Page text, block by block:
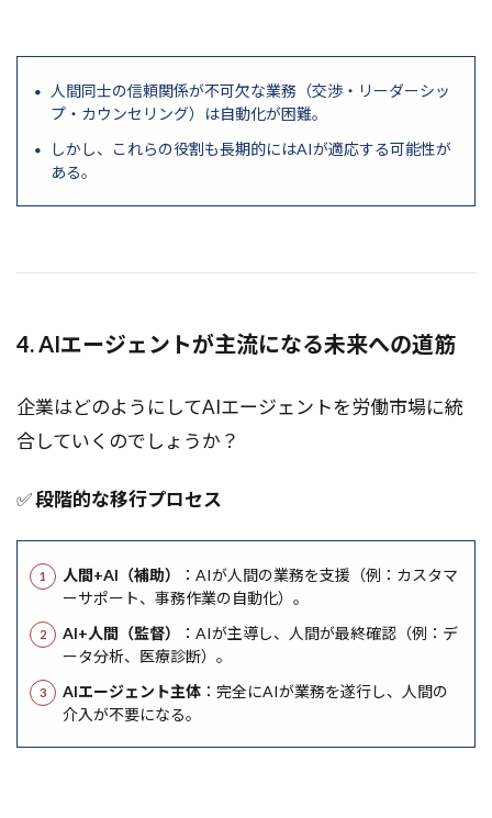
人間同士の信頼関係が不可欠な業務（交渉・リーダーシッ
プ・カウンセリング）は自動化が困難。
しかし、これらの役割も長期的にはAIが適応する可能性が
ある。
4. AIエージェントが主流になる未来への道筋
企業はどのようにしてAIエージェントを労働市場に統
合していくのでしょうか？
✅段階的な移行プロセス
人間+AI（補助）
：AIが人間の業務を支援（例：カスタマ
ーサポート、事務作業の自動化）。
AI+人間（監督）
：AIが主導し、人間が最終確認（例：デ
ータ分析、医療診断）。
AIエージェント主体：完全にAIが業務を遂行し、人間の
介入が不要になる。